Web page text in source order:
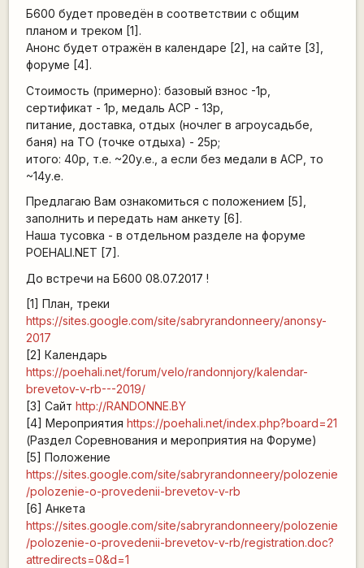
Б600 будет проведён в соответствии с общим
планом и треком [1].
Анонс будет отражён в календаре [2], на сайте [3],
форуме [4].
Стоимость (примерно): базовый взнос -1р,
сертификат - 1р, медаль АСР - 13р,
питание, доставка, отдых (ночлег в агроусадьбе,
баня) на ТО (точке отдыха) - 25р;
итого: 40р, т.е. ~20у.е., а если без медали в АСР, то
~14у.е.
Предлагаю Вам ознакомиться с положением [5],
заполнить и передать нам анкету [6].
Наша тусовка - в отдельном разделе на форуме
POEHALI.NET [7].
До встречи на Б600 08.07.2017 !
[1] План, треки
https://sites.google.com/site/sabryrandonneery/anonsy-
2017
[2] Календарь
https://poehali.net/forum/velo/randonnjory/kalendar-
brevetov-v-rb---2019/
[3] Сайт http://RANDONNE.BY
[4] Мероприятия https://poehali.net/index.php?board=21
(Раздел Соревнования и мероприятия на Форуме)
[5] Положение
https://sites.google.com/site/sabryrandonneery/polozenie
/polozenie-o-provedenii-brevetov-v-rb
[6] Анкета
https://sites.google.com/site/sabryrandonneery/polozenie
/polozenie-o-provedenii-brevetov-v-rb/registration.doc?
attredirects=0&d=1